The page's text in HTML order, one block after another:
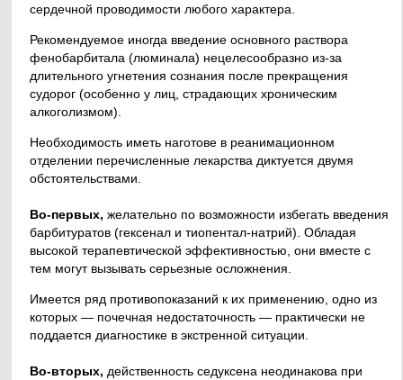
сердечной проводимости любого характера.
Рекомендуемое иногда введение основного раствора
фенобарбитала (люминала) нецелесообразно из-за
длительного угнетения сознания после прекращения
судорог (особенно у лиц, страдающих хроническим
алкоголизмом).
Необходимость иметь наготове в реанимационном
отделении перечисленные лекарства диктуется двумя
обстоятельствами.
Во-первых,желательно по возможности избегать введения
барбитуратов (гексенал и тиопентал-натрий). Обладая
высокой терапевтической эффективностью, они вместе с
тем могут вызывать серьезные осложнения.
Имеется ряд противопоказаний к их применению, одно из
которых — почечная недостаточность — практически не
поддается диагностике в экстренной ситуации.
Во-вторых,действенность седуксена неодинакова при